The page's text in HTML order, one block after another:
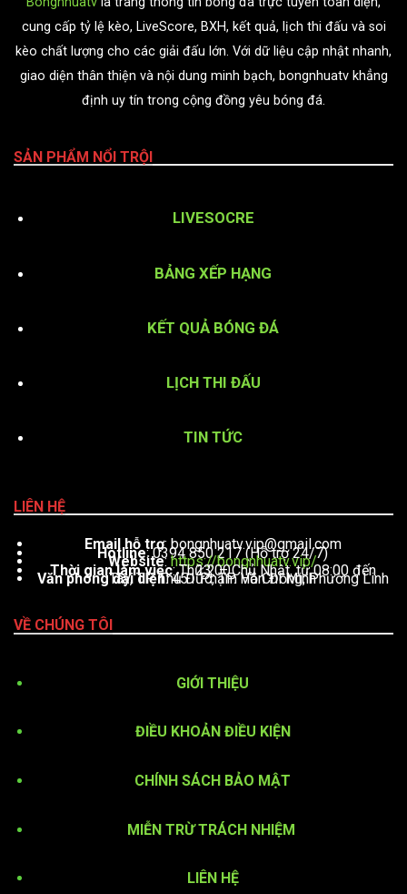
cung cấp tỷ lệ kèo, LiveScore, BXH, kết quả, lịch thi đấu và soi
kèo chất lượng cho các giải đấu lớn. Với dữ liệu cập nhật nhanh,
giao diện thân thiện và nội dung minh bạch, bongnhuatv khẳng
định uy tín trong cộng đồng yêu bóng đá.
SẢN PHẨM NỔI TRỘI
LIVESOCRE
BẢNG XẾP HẠNG
KẾT QUẢ BÓNG ĐÁ
LỊCH THI ĐẤU
TIN TỨC
LIÊN HỆ
Email hỗ trợ:bongnhuatv.vip@gmail.com
Hotline: 0394 850 217 (Hỗ trợ 24/7)
Website:https://bongnhuatv.vip/
Thời gian làm việc : Thứ 2 – Chủ Nhật, từ 08:00 đến 23:00
Văn phòng đại diện: 451 Phạm Văn Đồng, Phường Linh Tây, TP. Thủ Đức, TP. Hồ Chí Minh
VỀ CHÚNG TÔI
GIỚI THIỆU
ĐIỀU KHOẢN ĐIỀU KIỆN
CHÍNH SÁCH BẢO MẬT
MIỄN TRỪ TRÁCH NHIỆM
LIÊN HỆ